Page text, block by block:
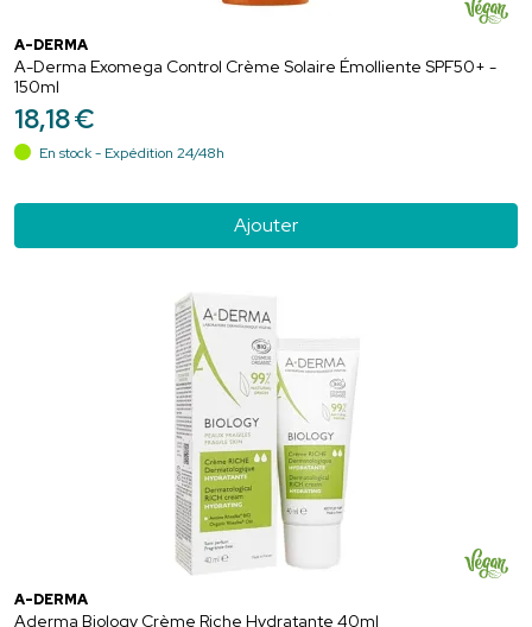
A-DERMA
A-Derma Exomega Control Crème Solaire Émolliente SPF50+ -
150ml
18,18€
En stock - Expédition 24/48h
Ajouter
A-DERMA
Aderma Biology Crème Riche Hydratante 40ml